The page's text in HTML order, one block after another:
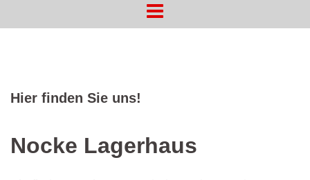
Hier finden Sie uns!
Nocke Lagerhaus